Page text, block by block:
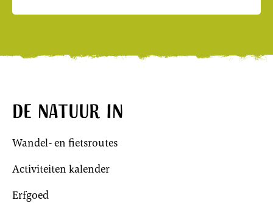
De natuur in
Wandel- en fietsroutes
Activiteiten kalender
Erfgoed